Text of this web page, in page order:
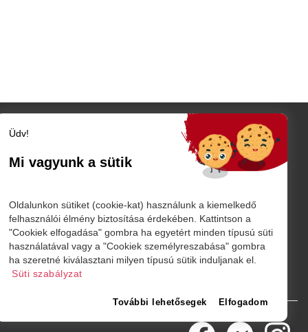
Szatmár megye
Szatmárnémeti
Nagykároly
Belföld
Külföld
Sport
Üdv!
Mi vagyunk a sütik
Oldalunkon sütiket (cookie-kat) használunk a kiemelkedő
felhasználói élmény biztosítása érdekében. Kattintson a
"Cookiek elfogadása" gombra ha egyetért minden típusú süti
használatával vagy a "Cookiek személyreszabása" gombra
ha szeretné kiválasztani milyen típusú sütik induljanak el.
Süti szabályzat
További lehetősegek Elfogadom